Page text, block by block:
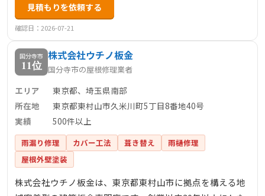
見積もりを依頼する
確認日：2026-07-21
国分寺市
11位
株式会社ウチノ板金
国分寺市の屋根修理業者
エリア
東京都、埼玉県南部
所在地
東京都東村山市久米川町5丁目8番地40号
実績
500件以上
雨漏り修理 カバー工法 葺き替え
雨樋修理
屋根外壁塗装
株式会社ウチノ板金は、東京都東村山市に拠点を構える地